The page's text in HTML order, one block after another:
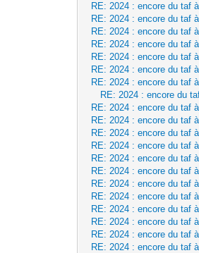
RE: 2024 : encore du taf
RE: 2024 : encore du taf
RE: 2024 : encore du
RE: 2024 : encore du
RE: 2024 : encore du
RE: 2024 : encore du
RE: 2024 : encore du
RE: 2024 : encore du
RE: 2024 : encore du
RE: 2024 : encore du taf
RE: 2024 : encore du taf
RE: 2024 : encore du
RE: 2024 : encore du
RE: 2024 : encore du
RE: 2024 : encore du
RE: 2024 : encore du
RE: 2024 : encore du
RE: 2024 : encore du
RE: 2024 : encore du
RE: 2024 : encore du